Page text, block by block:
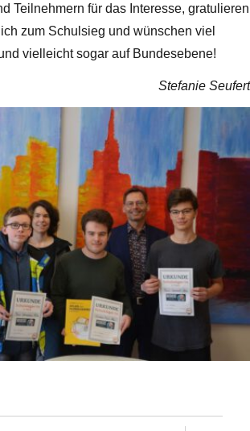
Teilnehmern für das Interesse, gratulieren
zum Schulsieg und wünschen viel
vielleicht sogar auf Bundesebene!
Stefanie Seufert